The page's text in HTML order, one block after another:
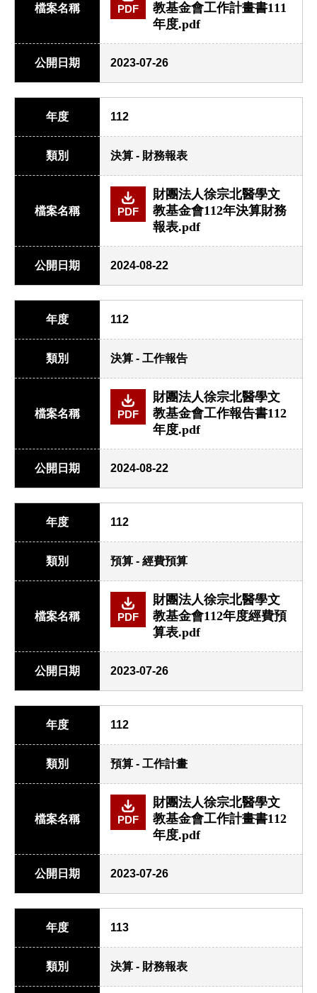
檔案名稱 PDF
教基金會工作計畫書111
年度.pdf
公開日期 2023-07-26
年度 112
類別 決算 - 財務報表
檔案名稱 PDF
財團法人徐宗北醫學文
教基金會112年決算財務
報表.pdf
公開日期 2024-08-22
年度 112
類別 決算 - 工作報告
檔案名稱 PDF
財團法人徐宗北醫學文
教基金會工作報告書112
年度.pdf
公開日期 2024-08-22
年度 112
類別 預算 - 經費預算
檔案名稱 PDF
財團法人徐宗北醫學文
教基金會112年度經費預
算表.pdf
公開日期 2023-07-26
年度 112
類別 預算 - 工作計畫
檔案名稱 PDF
財團法人徐宗北醫學文
教基金會工作計畫書112
年度.pdf
公開日期 2023-07-26
年度 113
類別 決算 - 財務報表